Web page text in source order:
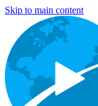
Skip to main content